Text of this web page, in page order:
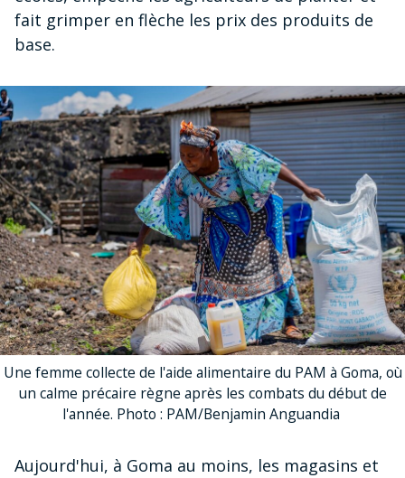
fait grimper en flèche les prix des produits de
base.
Une femme collecte de l'aide alimentaire du PAM à Goma, où
un calme précaire règne après les combats du début de
l'année. Photo : PAM/Benjamin Anguandia
Aujourd'hui, à Goma au moins, les magasins et